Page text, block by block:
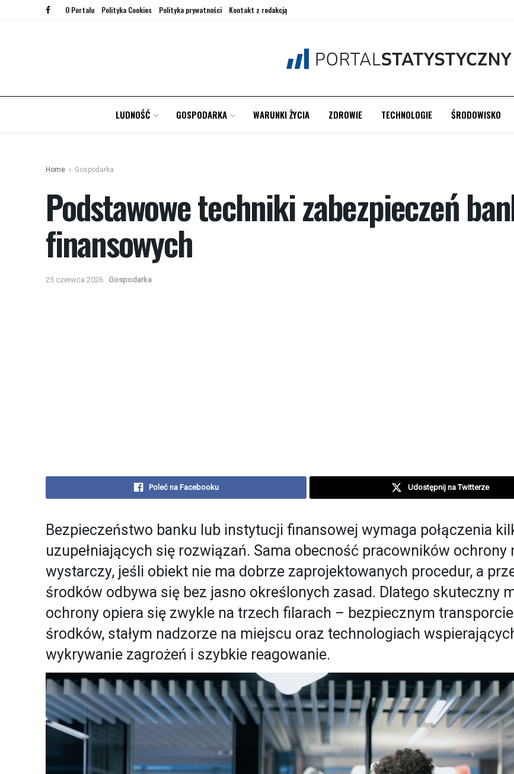
O Portalu Polityka Cookies Polityka prywatności Kontakt z redakcją
LUDNOŚĆ GOSPODARKA WARUNKI ŻYCIA ZDROWIE TECHNOLOGIE ŚRODOWISKO
Home Gospodarka
Podstawowe techniki zabezpieczeń
finansowych
25 czerwca 2026 Gospodarka
Poleć na Facebooku Udostępnij na Twitterze
Bezpieczeństwo banku lub instytucji finansowej wymaga połączenia
uzupełniających się rozwiązań. Sama obecność pracowników ochrony
wystarczy, jeśli obiekt nie ma dobrze zaprojektowanych procedur, a
środków odbywa się bez jasno określonych zasad. Dlatego skuteczny
ochrony opiera się zwykle na trzech filarach – bezpiecznym transporcie
środków, stałym nadzorze na miejscu oraz technologiach
wykrywanie zagrożeń i szybkie reagowanie.